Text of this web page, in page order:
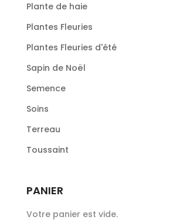
Plante de haie
Plantes Fleuries
Plantes Fleuries d'été
Sapin de Noël
Semence
Soins
Terreau
Toussaint
PANIER
Votre panier est vide.